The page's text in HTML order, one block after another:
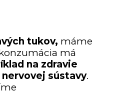
tukov, máme
má
na zdravie
sústavy.